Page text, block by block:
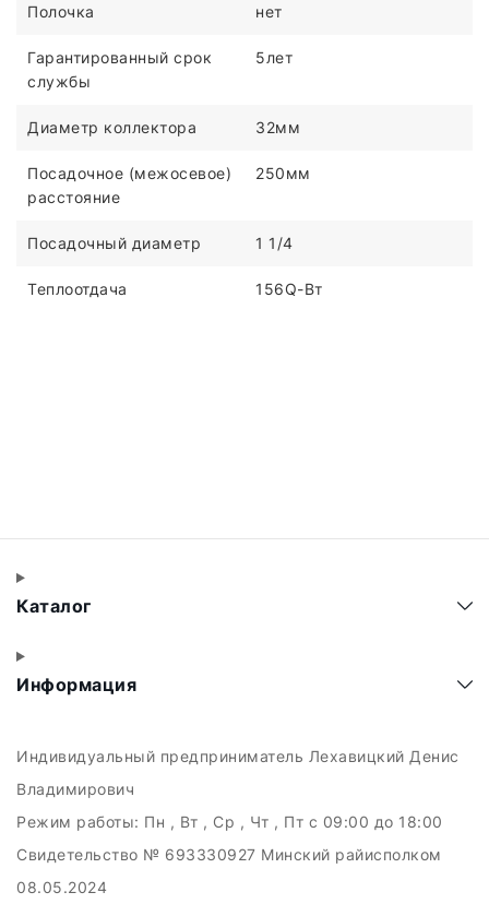
Полочка нет
Гарантированный срок
службы
5лет
Диаметр коллектора 32мм
Посадочное (межосевое)
расстояние
250мм
Посадочный диаметр 1 1/4
Теплоотдача 156Q-Вт
Каталог
Информация
Индивидуальный предприниматель Лехавицкий Денис
Владимирович
Режим работы: Пн , Вт , Ср , Чт , Пт c 09:00 до 18:00
Свидетельство № 693330927 Минский райисполком
08.05.2024